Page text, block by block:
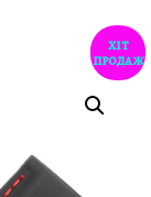
хіт
продаж